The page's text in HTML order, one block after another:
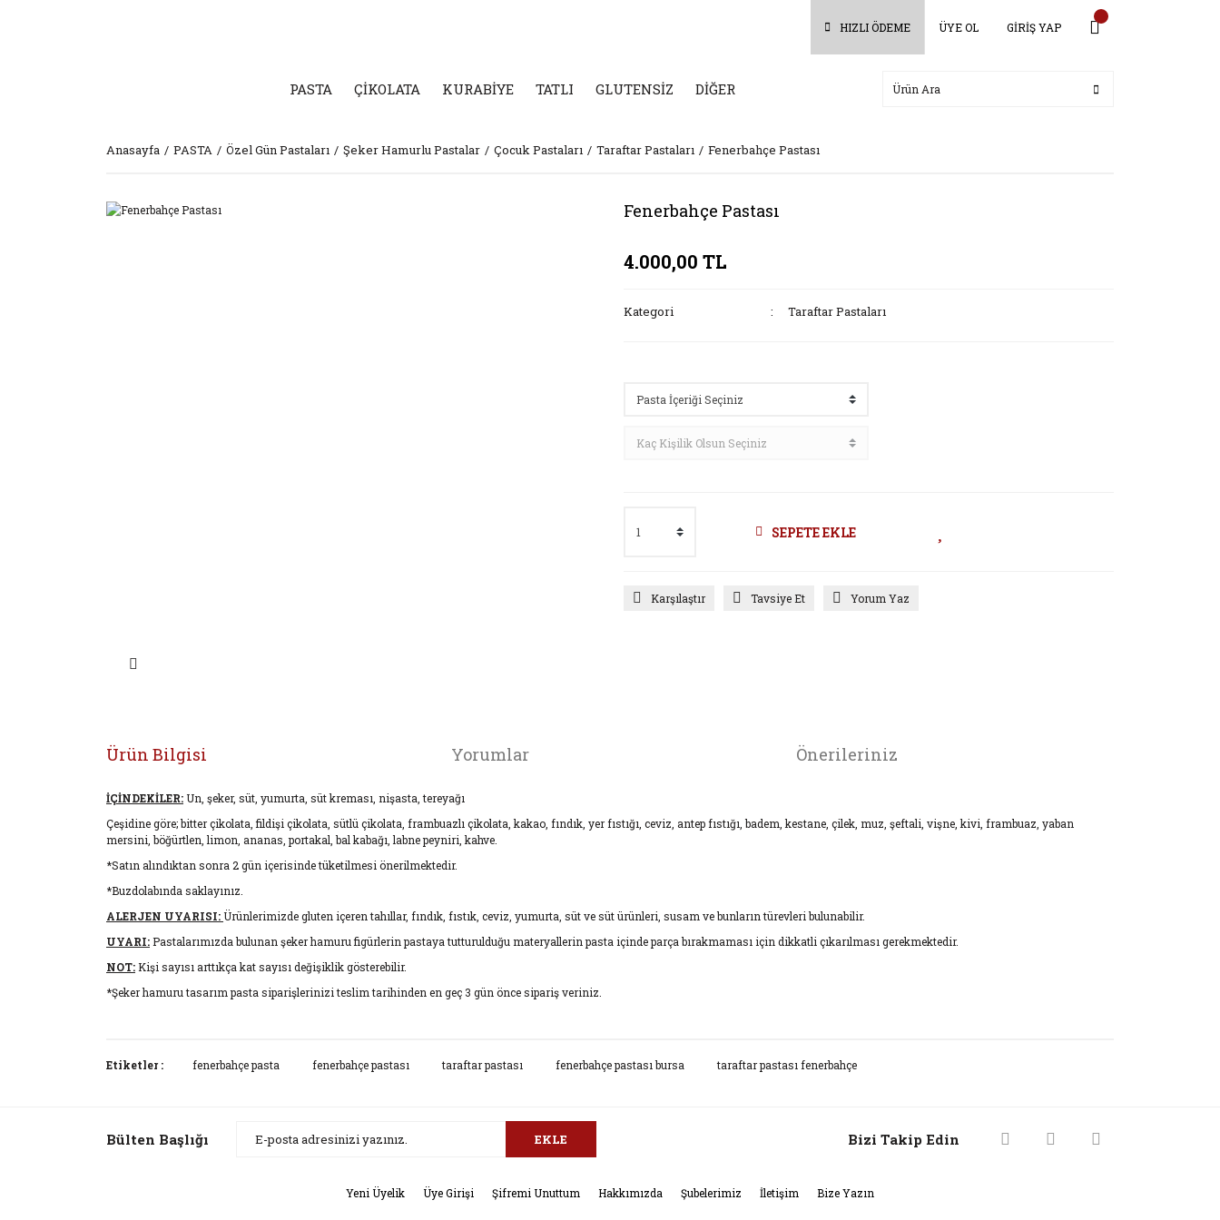
HIZLI ÖDEME ÜYE OL GİRİŞ YAP
PASTA ÇİKOLATA KURABİYE TATLI GLUTENSİZ DİĞER
Anasayfa PASTA Özel Gün Pastaları Şeker Hamurlu Pastalar Çocuk Pastaları Taraftar Pastaları Fenerbahçe Pastası
Fenerbahçe Pastası
4.000,00 TL
Kategori Taraftar Pastaları
SEPETE EKLE
Karşılaştır Tavsiye Et Yorum Yaz
Ürün Bilgisi Yorumlar Önerileriniz
İÇİNDEKİLER: Un, şeker, süt, yumurta, süt kreması, nişasta, tereyağı
Çeşidine göre; bitter çikolata, fildişi çikolata, sütlü çikolata, frambuazlı çikolata, kakao, fındık, yer fıstığı, ceviz, antep fıstığı, badem, kestane, çilek, muz, şeftali, vişne, kivi, frambuaz, yaban
mersini, böğürtlen, limon, ananas, portakal, bal kabağı, labne peyniri, kahve.
*Satın alındıktan sonra 2 gün içerisinde tüketilmesi önerilmektedir.
*Buzdolabında saklayınız.
ALERJEN UYARISI: Ürünlerimizde gluten içeren tahıllar, fındık, fıstık, ceviz, yumurta, süt ve süt ürünleri, susam ve bunların türevleri bulunabilir.
UYARI:Pastalarımızda bulunan şeker hamuru figürlerin pastaya tutturulduğu materyallerin pasta içinde parça bırakmaması için dikkatli çıkarılması gerekmektedir.
NOT:Kişi sayısı arttıkça kat sayısı değişiklik gösterebilir.
*Şeker hamuru tasarım pasta siparişlerinizi teslim tarihinden en geç 3 gün önce sipariş veriniz.
Bu ürüne ilk yorumu siz yapın!
Görüş ve önerileriniz için teşekkür ederiz.
Ürün açıklamasında eksik bilgiler bulunuyor.
Etiketler : fenerbahçe pasta fenerbahçe pastası taraftar pastası fenerbahçe pastası bursa taraftar pastası fenerbahçe
Bülten Başlığı EKLE Bizi Takip Edin
Yeni Üyelik Üye Girişi Şifremi Unuttum Hakkımızda Şubelerimiz İletişim Bize Yazın